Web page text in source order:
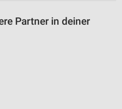
Partner in deiner